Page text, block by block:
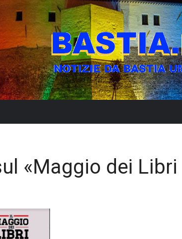
«Maggio dei Libri